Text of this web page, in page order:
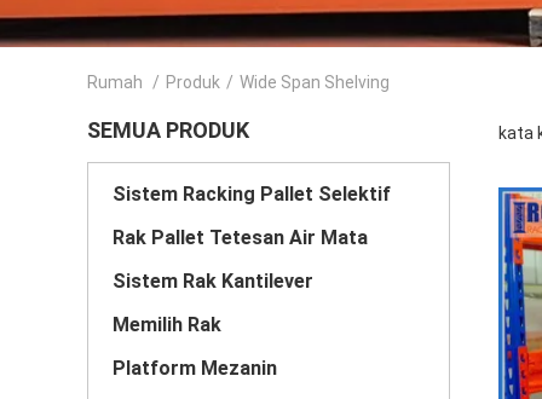
Rumah / Produk / Wide Span Shelving
SEMUA PRODUK
Sistem Racking Pallet Selektif
Rak Pallet Tetesan Air Mata
Sistem Rak Kantilever
Memilih Rak
Platform Mezanin
kata